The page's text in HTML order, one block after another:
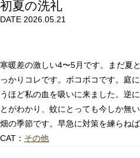
初夏の洗礼
DATE 2026.05.21
寒暖差の激しい4〜5月です。まだ夏
っかりコレです。ボコボコです。庭
うほど私の血を吸いに来ました。逆
とがわかり、蚊にとっても今しか無
畑の季節です。早急に対策を練らねば
CAT： その他